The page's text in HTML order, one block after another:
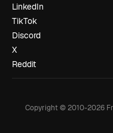
LinkedIn
TikTok
Discord
X
Reddit
Copyright © 2010-2026